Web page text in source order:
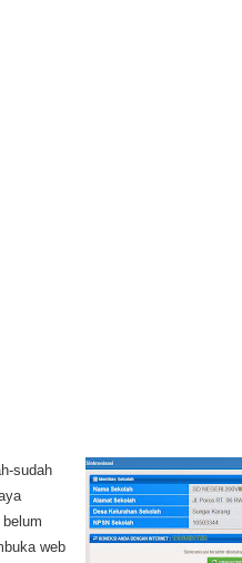
sudah
web